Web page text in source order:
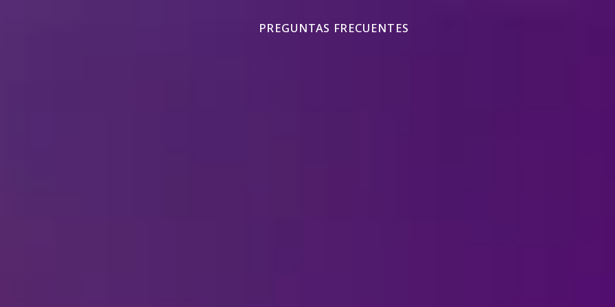
PREGUNTAS FRECUENTES